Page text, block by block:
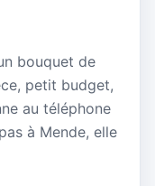
bouquet de
petit budget,
au téléphone
à Mende, elle